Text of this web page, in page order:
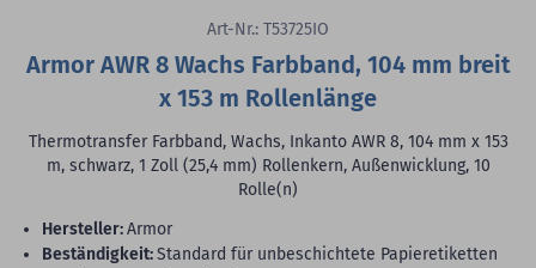
Art-Nr.: T53725IO
Armor AWR 8 Wachs Farbband, 104 mm breit
x 153 m Rollenlänge
Thermotransfer Farbband, Wachs, Inkanto AWR 8, 104 mm x 153
m, schwarz, 1 Zoll (25,4 mm) Rollenkern, Außenwicklung, 10
Rolle(n)
Hersteller:Armor
Beständigkeit:Standard für unbeschichtete Papieretiketten